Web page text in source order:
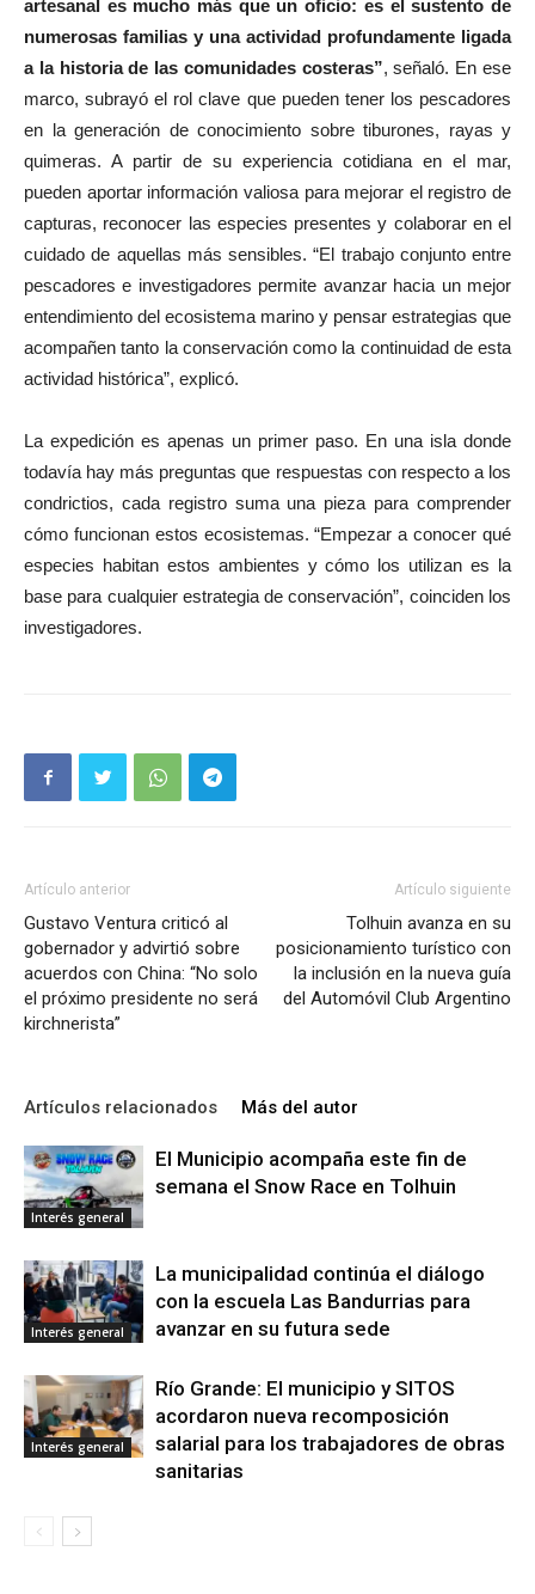
artesanal es mucho más que un oficio: es el sustento de
numerosas familias y una actividad profundamente ligada
a la historia de las comunidades costeras”, señaló. En ese
marco, subrayó el rol clave que pueden tener los pescadores
en la generación de conocimiento sobre tiburones, rayas y
quimeras. A partir de su experiencia cotidiana en el mar,
pueden aportar información valiosa para mejorar el registro de
capturas, reconocer las especies presentes y colaborar en el
cuidado de aquellas más sensibles. “El trabajo conjunto entre
pescadores e investigadores permite avanzar hacia un mejor
entendimiento del ecosistema marino y pensar estrategias que
acompañen tanto la conservación como la continuidad de esta
actividad histórica”, explicó.
La expedición es apenas un primer paso. En una isla donde
todavía hay más preguntas que respuestas con respecto a los
condrictios, cada registro suma una pieza para comprender
cómo funcionan estos ecosistemas. “Empezar a conocer qué
especies habitan estos ambientes y cómo los utilizan es la
base para cualquier estrategia de conservación”, coinciden los
investigadores.
Artículo anterior
Gustavo Ventura criticó al
gobernador y advirtió sobre
acuerdos con China: “No solo
el próximo presidente no será
kirchnerista”
Artículo siguiente
Tolhuin avanza en su
posicionamiento turístico con
la inclusión en la nueva guía
del Automóvil Club Argentino
Artículos relacionados Más del autor
Interés general
El Municipio acompaña este fin de
semana el Snow Race en Tolhuin
Interés general
La municipalidad continúa el diálogo
con la escuela Las Bandurrias para
avanzar en su futura sede
Interés general
Río Grande: El municipio y SITOS
acordaron nueva recomposición
salarial para los trabajadores de obras
sanitarias